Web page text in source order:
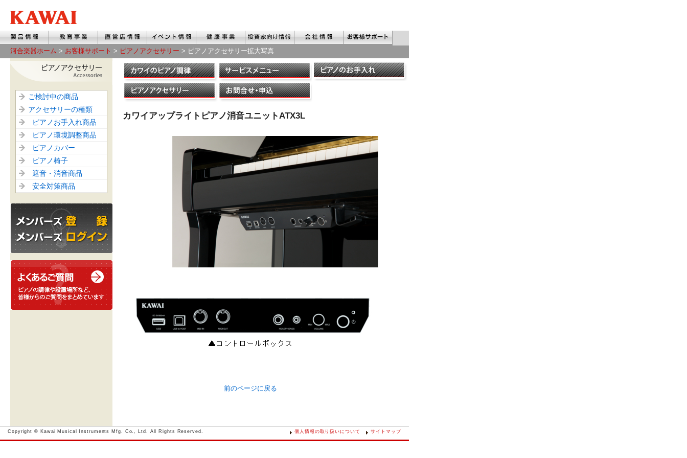
河合楽器ホーム > お客様サポート > ピアノアクセサリー > ピアノアクセサリー拡大写真
カワイアップライトピアノ消音ユニットATX3L
前のページに戻る
ご検討中の商品
アクセサリーの種類
ピアノお手入れ商品
ピアノ環境調整商品
ピアノカバー
ピアノ椅子
遮音・消音商品
安全対策商品
Copyright © Kawai Musical Instruments Mfg. Co., Ltd. All Rights Reserved. 個人情報の取り扱いについて サイトマップ